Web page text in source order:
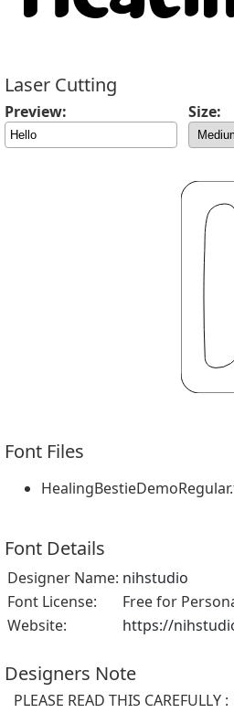
Laser Cutting
Preview: Size:
Font Files
Font Details
Designer Name: nihstudio
Font License:
Free for
Website:
https://
Designers Note
PLEASE READ THIS CAREFULLY :